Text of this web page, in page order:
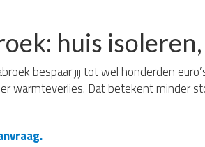
huis
bespaar jij tot wel honderden
warmteverlies. Dat betekent minder